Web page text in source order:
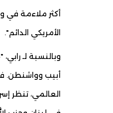
أكثر ملاءمة في
الأمريكي الدائم".
وبالنسبة لـ
أبيب وواشنطن.
العالمي، تنظر